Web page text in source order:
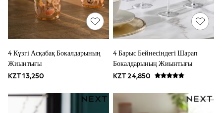
Nike
Baker by Ted Baker
Hype
Clarks
Smiggle
GIRLS
New In
3-5 Years (98 - 110cm)
6-8 Years (116 - 134cm)
4 Күзгі Асқабақ Бокалдарының
Жиынтығы
KZT 13,250
4 Барыс Бейнесіндегі Шарап
Бокалдарының Жиынтығы
KZT 24,850